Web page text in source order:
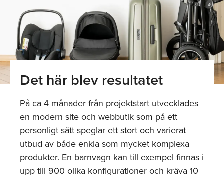
Det här blev resultatet
På ca 4 månader från projektstart utvecklades
en modern site och webbutik som på ett
personligt sätt speglar ett stort och varierat
utbud av både enkla som mycket komplexa
produkter. En barnvagn kan till exempel finnas i
upp till 900 olika konfigurationer och kräva 10